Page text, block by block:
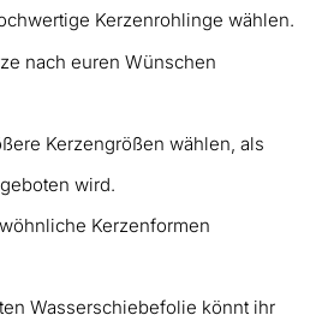
Kerzenrohlinge wählen.
nach euren Wünschen
Kerzengrößen wählen, als
wird.
Kerzenformen
Wasserschiebefolie könnt ihr